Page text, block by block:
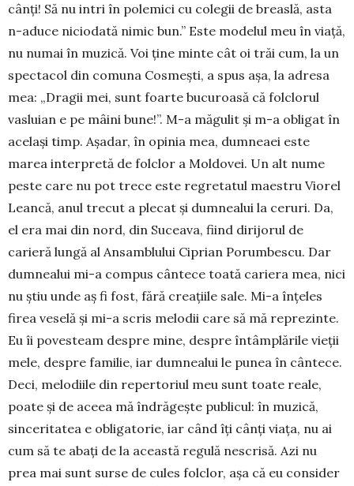
cânţi! Să nu intri în polemici cu colegii de breaslă, asta
n-aduce nici­o­da­tă nimic bun.” Este modelul meu în viaţă,
nu numai în mu­zi­că. Voi ţine minte cât oi trăi cum, la un
spectacol din comu­na Cosmeşti, a spus aşa, la adre­sa
mea: „Dragii mei, sunt foarte bu­curoasă că folclorul
vasluian e pe mâini bune!”. M-a măgulit şi m-a obligat în
ace­laşi timp. Aşadar, în opinia mea, dum­neaei este
marea in­ter­pretă de folclor a Moldovei. Un alt nume
peste care nu pot trece este regretatul maestru Viorel
Leancă, anul trecut a plecat şi dumnealui la ceruri. Da,
el era mai din nord, din Su­ceava, fiind diri­jo­rul de
carieră lungă al Ansam­blului Ciprian Porumbescu. Dar
dumnealui mi-a compus cântece toată cari­e­ra mea, nici
nu ştiu unde aş fi fost, fără creaţiile sale. Mi-a în­ţeles
firea veselă şi mi-a scris melodii care să mă repre­zinte.
Eu îi povesteam despre mine, despre întâmplările vieţii
mele, despre fami­lie, iar dum­nea­lui le punea în cântece.
Deci, melo­di­i­le din reperto­riul meu sunt toate rea­le,
poate şi de aceea mă în­drăgeşte publicul: în muzică,
sinceritatea e obli­ga­torie, iar când îţi cânţi via­ţa, nu ai
cum să te abaţi de la această re­gu­lă nescrisă. Azi nu
prea mai sunt surse de cules folclor, aşa că eu consi­der